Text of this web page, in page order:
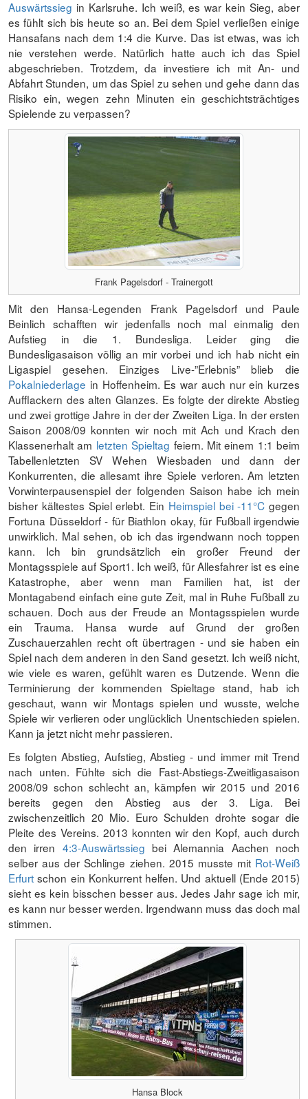
Auswärtssieg in Karlsruhe. Ich weiß, es war kein Sieg, aber
es fühlt sich bis heute so an. Bei dem Spiel verließen einige
Hansafans nach dem 1:4 die Kurve. Das ist etwas, was ich
nie verstehen werde. Natürlich hatte auch ich das Spiel
abgeschrieben. Trotzdem, da investiere ich mit An- und
Abfahrt Stunden, um das Spiel zu sehen und gehe dann das
Risiko ein, wegen zehn Minuten ein geschichtsträchtiges
Spielende zu verpassen?
Frank Pagelsdorf - Trainergott
Mit den Hansa-Legenden Frank Pagelsdorf und Paule
Beinlich schafften wir jedenfalls noch mal einmalig den
Aufstieg in die 1. Bundesliga. Leider ging die
Bundesligasaison völlig an mir vorbei und ich hab nicht ein
Ligaspiel gesehen. Einziges Live-”Erlebnis” blieb die
Pokalniederlage in Hoffenheim. Es war auch nur ein kurzes
Aufflackern des alten Glanzes. Es folgte der direkte Abstieg
und zwei grottige Jahre in der der Zweiten Liga. In der ersten
Saison 2008/09 konnten wir noch mit Ach und Krach den
Klassenerhalt am letzten Spieltag feiern. Mit einem 1:1 beim
Tabellenletzten SV Wehen Wiesbaden und dann der
Konkurrenten, die allesamt ihre Spiele verloren. Am letzten
Vorwinterpausenspiel der folgenden Saison habe ich mein
bisher kältestes Spiel erlebt. Ein Heimspiel bei -11°C gegen
Fortuna Düsseldorf - für Biathlon okay, für Fußball irgendwie
unwirklich. Mal sehen, ob ich das irgendwann noch toppen
kann. Ich bin grundsätzlich ein großer Freund der
Montagsspiele auf Sport1. Ich weiß, für Allesfahrer ist es eine
Katastrophe, aber wenn man Familien hat, ist der
Montagabend einfach eine gute Zeit, mal in Ruhe Fußball zu
schauen. Doch aus der Freude an Montagsspielen wurde
ein Trauma. Hansa wurde auf Grund der großen
Zuschauerzahlen recht oft übertragen - und sie haben ein
Spiel nach dem anderen in den Sand gesetzt. Ich weiß nicht,
wie viele es waren, gefühlt waren es Dutzende. Wenn die
Terminierung der kommenden Spieltage stand, hab ich
geschaut, wann wir Montags spielen und wusste, welche
Spiele wir verlieren oder unglücklich Unentschieden spielen.
Kann ja jetzt nicht mehr passieren.
Es folgten Abstieg, Aufstieg, Abstieg - und immer mit Trend
nach unten. Fühlte sich die Fast-Abstiegs-Zweitligasaison
2008/09 schon schlecht an, kämpfen wir 2015 und 2016
bereits gegen den Abstieg aus der 3. Liga. Bei
zwischenzeitlich 20 Mio. Euro Schulden drohte sogar die
Pleite des Vereins. 2013 konnten wir den Kopf, auch durch
den irren 4:3-Auswärtssieg bei Alemannia Aachen noch
selber aus der Schlinge ziehen. 2015 musste mit Rot-Weiß
Erfurt schon ein Konkurrent helfen. Und aktuell (Ende 2015)
sieht es kein bisschen besser aus. Jedes Jahr sage ich mir,
es kann nur besser werden. Irgendwann muss das doch mal
stimmen.
Hansa Block